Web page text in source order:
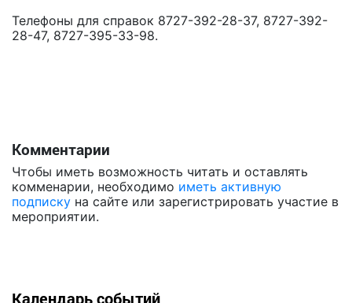
Телефоны для справок 8727-392-28-37, 8727-392-
28-47, 8727-395-33-98.
Комментарии
Чтобы иметь возможность читать и оставлять
комменарии, необходимо иметь активную
подписку на сайте или зарегистрировать участие в
мероприятии.
Календарь событий